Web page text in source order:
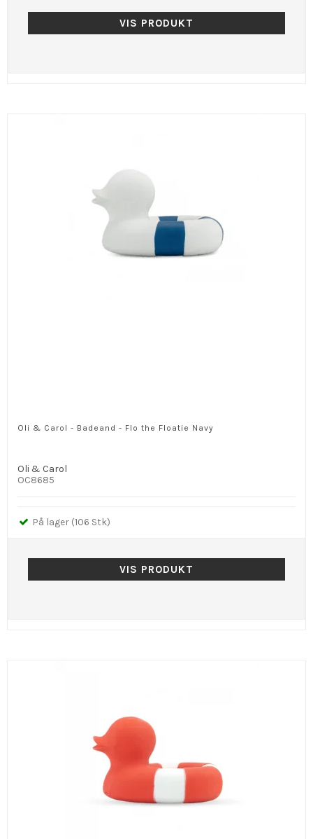
VIS PRODUKT
Oli & Carol - Badeand - Flo the Floatie Navy
Oli & Carol
OC8685
På lager (106 Stk)
VIS PRODUKT